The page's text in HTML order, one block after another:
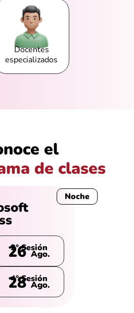
Docentes
especializados
el
de clases
Noche
2° Sesión
26Ago.
4° Sesión
28Ago.